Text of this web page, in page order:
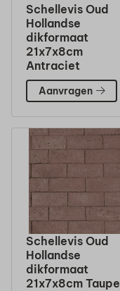
Schellevis Oud
Hollandse
dikformaat
21x7x8cm
Antraciet
Aanvragen
Schellevis Oud
Hollandse
dikformaat
21x7x8cm Taupe